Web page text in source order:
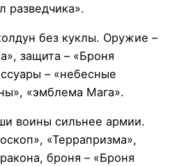
разведчика».
без куклы. Оружие –
защита – «Броня
– «небесные
«эмблема Мага».
воины сильнее армии.
«Террапризма»,
броня – «Броня